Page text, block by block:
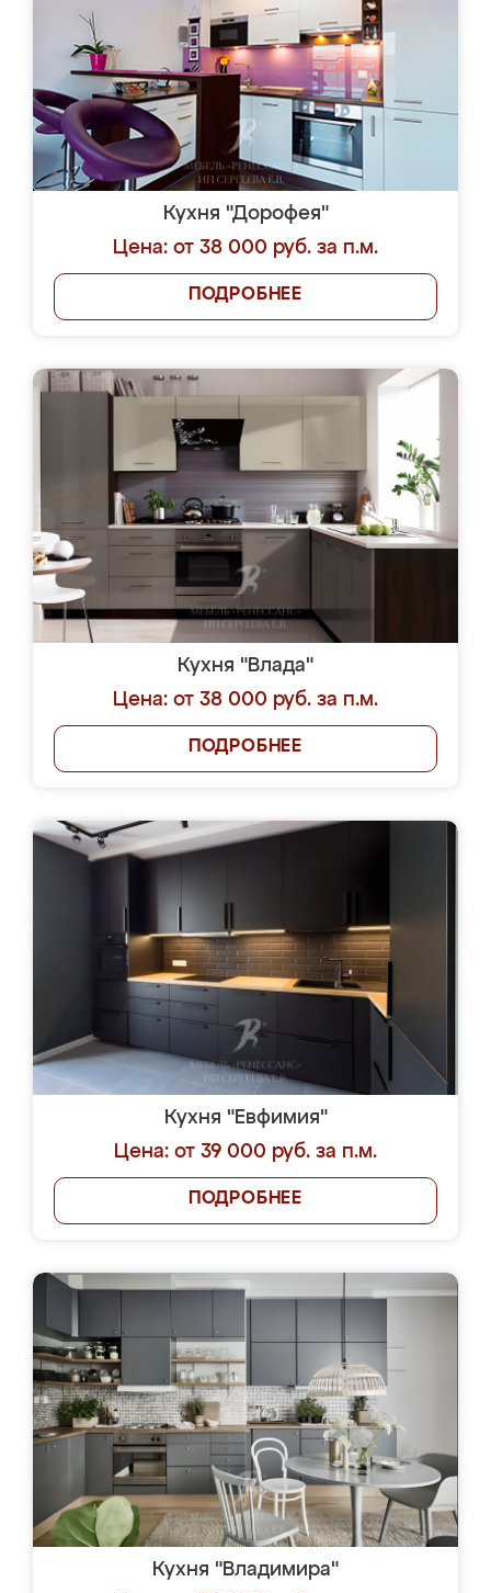
Кухня "Дорофея"
Цена: от 38 000 руб. за п.м.
ПОДРОБНЕЕ
Кухня "Влада"
Цена: от 38 000 руб. за п.м.
ПОДРОБНЕЕ
Кухня "Евфимия"
Цена: от 39 000 руб. за п.м.
ПОДРОБНЕЕ
Кухня "Владимира"